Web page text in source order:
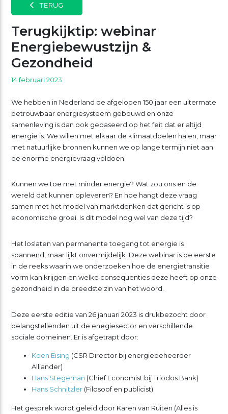
TERUG
Terugkijktip: webinar
Energiebewustzijn &
Gezondheid
14 februari 2023
We hebben in Nederland de afgelopen 150 jaar een uitermate
betrouwbaar energiesysteem gebouwd en onze
samenleving is dan ook gebaseerd op het feit dat er altijd
energie is. We willen met elkaar de klimaatdoelen halen, maar
met natuurlijke bronnen kunnen we op lange termijn niet aan
de enorme energievraag voldoen.
Kunnen we toe met minder energie? Wat zou ons en de
wereld dat kunnen opleveren? En hoe hangt deze vraag
samen met het model van marktdenken dat gericht is op
economische groei. Is dit model nog wel van deze tijd?
Het loslaten van permanente toegang tot energie is
spannend, maar lijkt onvermijdelijk. Deze webinar is de eerste
in de reeks waarin we onderzoeken hoe de energietransitie
vorm kan krijgen en welke consequenties deze heeft op onze
gezondheid in de breedste zin van het woord.
Deze eerste editie van 26 januari 2023 is drukbezocht door
belangstellenden uit de enegiesector en verschillende
sociale domeinen. Er is afgetrapt door:
Koen Eising (CSR Director bij energiebeheerder
Alliander)
Hans Stegeman (Chief Economist bij Triodos Bank)
Hans Schnitzler(Filosoof en publicist)
Het gesprek wordt geleid door Karen van Ruiten (Alles is